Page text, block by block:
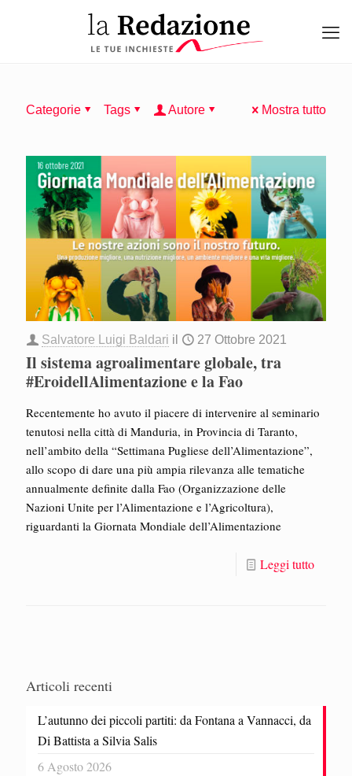
Categorie Tags Autore Mostra tutto
Salvatore Luigi Baldari il 27 Ottobre 2021
Il sistema agroalimentare globale, tra
#EroidellAlimentazione e la Fao
Recentemente ho avuto il piacere di intervenire al seminario
tenutosi nella città di Manduria, in Provincia di Taranto,
nell’ambito della “Settimana Pugliese dell’Alimentazione”,
allo scopo di dare una più ampia rilevanza alle tematiche
annualmente definite dalla Fao (Organizzazione delle
Nazioni Unite per l’Alimentazione e l’Agricoltura),
riguardanti la Giornata Mondiale dell’Alimentazione
Leggi tutto
Articoli recenti
L’autunno dei piccoli partiti: da Fontana a Vannacci, da
Di Battista a Silvia Salis
6 Agosto 2026